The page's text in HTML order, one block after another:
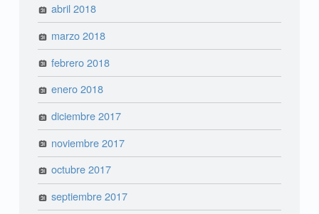
abril 2018
marzo 2018
febrero 2018
enero 2018
diciembre 2017
noviembre 2017
octubre 2017
septiembre 2017